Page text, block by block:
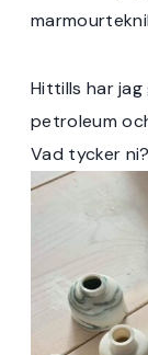
Hittills har
petroleum
Vad tycker